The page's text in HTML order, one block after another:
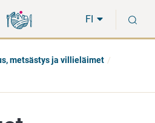
suoraan
sisältöön
koko
sivuston
FI
metsästys ja villieläimet